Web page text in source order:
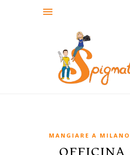
MANGIARE A MILANO
OFFICINA